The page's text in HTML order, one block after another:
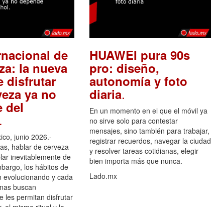
de
la nueva
disfrutar
ya no
del
.
junio 2026.-
hablar de cerveza
inevitablemente de
los hábitos de
evolucionando y cada
buscan
les permitan disfrutar
HUAWEI pura 90s
pro: diseño,
autonomía y foto
diaria.
En un momento en el que el móvil ya
no sirve solo para contestar
mensajes, sino también para trabajar,
registrar recuerdos, navegar la ciudad
y resolver tareas cotidianas, elegir
bien importa más que nunca.
Lado.mx